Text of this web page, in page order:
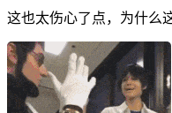
这也太伤心了点，为什么